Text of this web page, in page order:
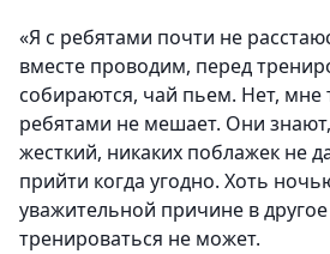
«Я с ребятами почти не
вместе проводим, перед
собираются, чай пьем. Нет, мне
ребятами не мешает. Они
жесткий, никаких поблажек не
прийти когда угодно. Хоть
уважительной причине в
тренироваться не может.